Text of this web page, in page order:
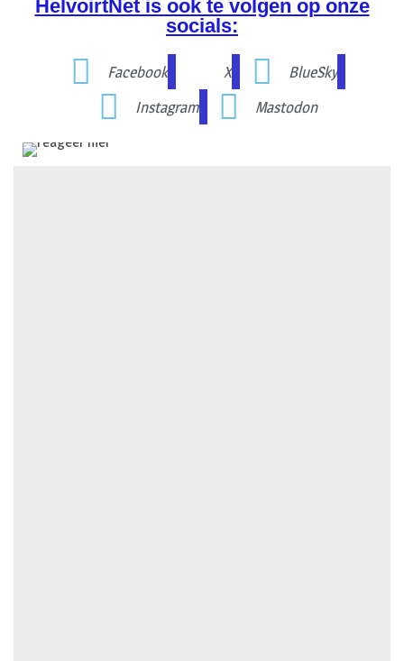
HelvoirtNet is ook te volgen op onze
socials:
Facebook X
BlueSky
Instagram
Mastodon